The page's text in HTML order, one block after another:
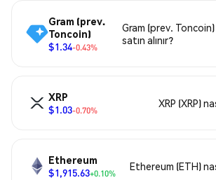
Gram (prev.
Toncoin)
$1.34-0.43%
Gram (prev. Toncoin)
satın alınır?
XRP
$1.03-0.70%
XRP (XRP)
Ethereum
$1,915.63+0.10%
Ethereum (ETH)